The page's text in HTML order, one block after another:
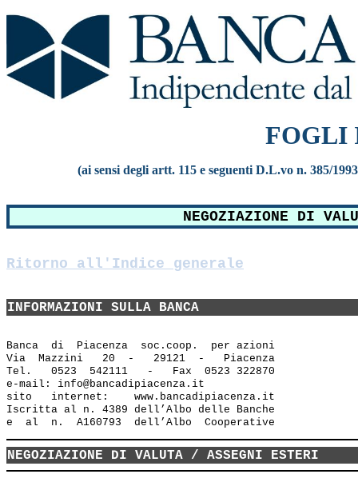
FOGLI
(ai sensi degli artt. 115 e seguenti D.L.vo n. 385/
NEGOZIAZIONE DI
Ritorno all'Indice generale
INFORMAZIONI SULLA BANCA
Banca  di  Piacenza  soc.coop.  per azioni
Via  Mazzini   20  -   29121  -   Piacenza
Tel.   0523  542111   -   Fax  0523 322870
e-mail: info@bancadipiacenza.it
sito   internet:    www.bancadipiacenza.it
Iscritta al n. 4389 dell’Albo delle Banche
NEGOZIAZIONE DI VALUTA / ASSEGNI ESTERI